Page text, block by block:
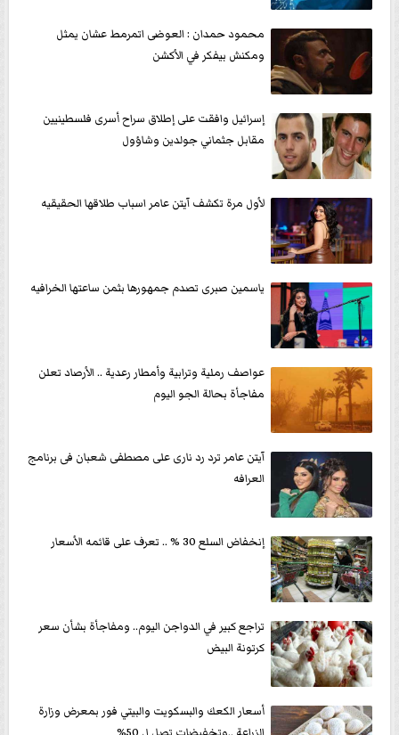
محمود حمدان : العوضى اتمرمط عشان يمثل
ومكنش بيفكر في الأكشن
إسرائيل وافقت على إطلاق سراح أسرى فلسطينيين
مقابل جثماني جولدين وشاؤول
لأول مرة تكشف آيتن عامر اسباب طلاقها الحقيقيه
ياسمين صبرى تصدم جمهورها بثمن ساعتها الخرافيه
عواصف رملية وترابية وأمطار رعدية .. الأرصاد تعلن
مفاجأة بحالة الجو اليوم
آيتن عامر ترد رد نارى على مصطفى شعبان فى برنامج
العرافه
إنخفاض السلع 30 % .. تعرف على قائمه الأسعار
تراجع كبير في الدواجن اليوم.. ومفاجأة بشأن سعر
كرتونة البيض
أسعار الكعك والبسكويت والبيتي فور بمعرض وزارة